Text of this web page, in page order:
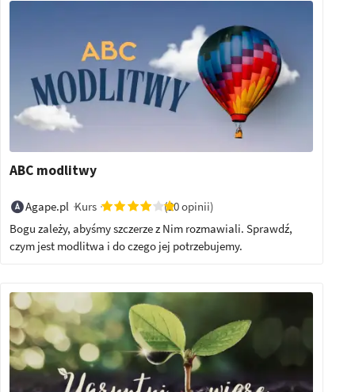
ABC modlitwy
Agape.pl Kurs
(20 opinii)
Bogu zależy, abyśmy szczerze z Nim rozmawiali. Sprawdź,
czym jest modlitwa i do czego jej potrzebujemy.